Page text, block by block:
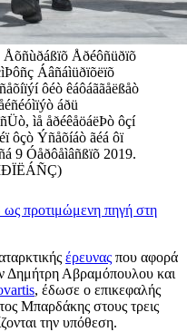
Åðéôñüðïõ
Áâñáìüðïõëïõ
ôéò êáôáããåëßåò
áðü
ìå åðéêåöáëÞò ôçí
ôçò Ýñåõíáò ãéá ôï
9 Óåðôåìâñßïõ 2019.
προτιμώμενη πηγή στη
έρευνας που αφορά
Δημήτρη Αβραμόπουλου και
, έδωσε ο επικεφαλής
Μπαρδάκης στους τρεις
την υπόθεση.